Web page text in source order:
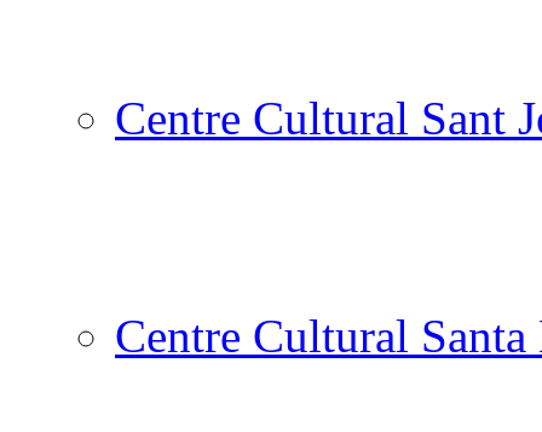
Centre Cultural Sant
Centre Cultural